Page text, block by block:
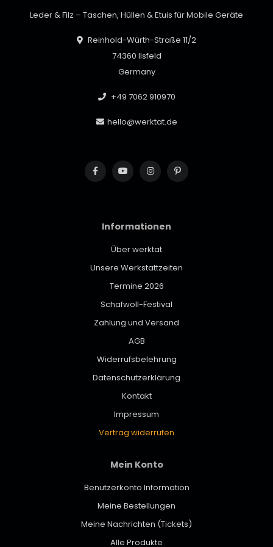
Leder & Filz – Taschen, Hüllen & Etuis für Mobile Geräte
Reinhold-Würth-Straße 11/2
74360 Ilsfeld
Germany
+49 7062 910970
hello@werktat.de
Informationen
Über werktat
Unsere Werkstattzeiten
Termine 2026
Schafwoll-Festival
Zahlung und Versand
AGB
Widerrufsbelehrung
Datenschutzerklärung
Kontakt
Impressum
Vertrag widerrufen
Mein Konto
Benutzerkonto Information
Meine Bestellungen
Meine Nachrichten (Tickets)
Alle Produkte